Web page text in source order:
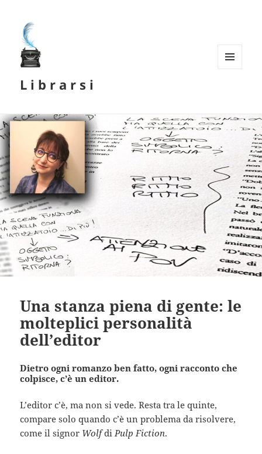
L i b r a r s i
Una stanza piena di gente: le
molteplici personalità
dell’editor
Dietro ogni romanzo ben fatto, ogni racconto che
colpisce, c’è un editor.
L’editor c’è, ma non si vede. Resta tra le quinte,
compare solo quando c’è un problema da risolvere,
come il signor Wolfdi Pulp Fiction.